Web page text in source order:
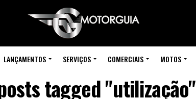
LANÇAMENTOS SERVIÇOS COMERCIAIS MOTOS
tagged "utilização"